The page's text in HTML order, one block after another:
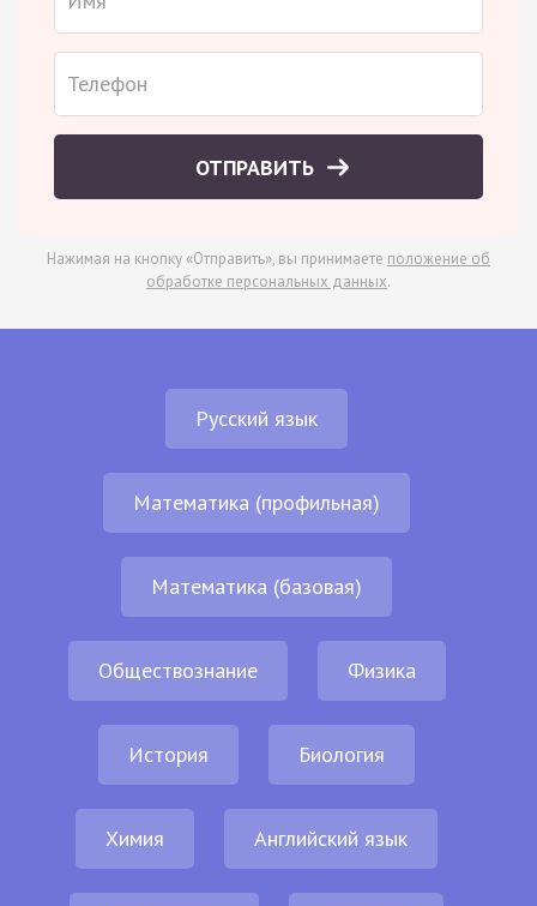
ОТПРАВИТЬ
Нажимая на кнопку «Отправить», вы принимаете положение об
обработке персональных данных.
Русский язык
Математика (профильная)
Математика (базовая)
Обществознание Физика
История Биология
Химия Английский язык